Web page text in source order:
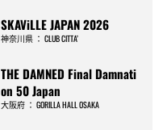
SKAViLLE JAPAN 2026
神奈川県 ：CLUB CITTA’
THE DAMNED Final Damnati
on 50 Japan
大阪府 ：GORILLA HALL OSAKA